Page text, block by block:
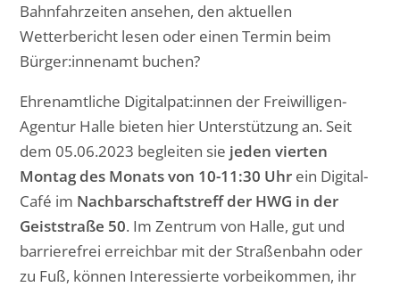
Bahnfahrzeiten ansehen, den aktuellen
Wetterbericht lesen oder einen Termin beim
Bürger:innenamt buchen?
Ehrenamtliche Digitalpat:innen der Freiwilligen-
Agentur Halle bieten hier Unterstützung an. Seit
dem 05.06.2023 begleiten sie jeden vierten
Montag des Monats von 10-11:30 Uhr ein Digital-
Café im Nachbarschaftstreff der HWG in der
Geiststraße 50. Im Zentrum von Halle, gut und
barrierefrei erreichbar mit der Straßenbahn oder
zu Fuß, können Interessierte vorbeikommen, ihr